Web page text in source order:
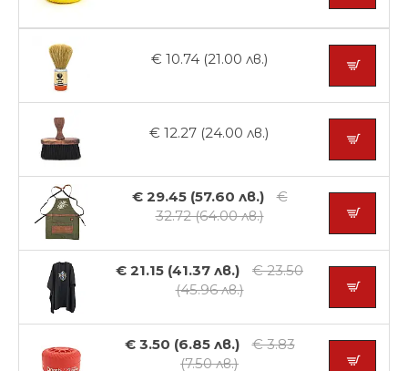
€ 10.74 (21.00 лв.)
€ 12.27 (24.00 лв.)
€ 29.45 (57.60 лв.)
€
32.72 (64.00 лв.)
€ 21.15 (41.37 лв.)
€ 23.50
(45.96 лв.)
€ 3.50 (6.85 лв.)
€ 3.83
(7.50 лв.)